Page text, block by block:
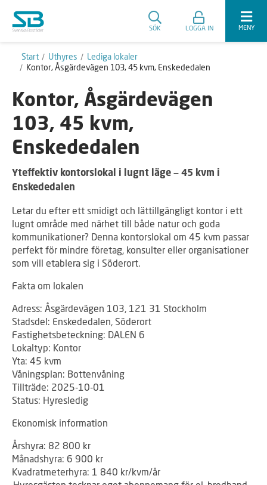
SÖK LOGGA IN MENY
Start Uthyres
Lediga lokaler
Kontor, Åsgärdevägen 103, 45 kvm, Enskededalen
Kontor, Åsgärdevägen
103, 45 kvm,
Enskededalen
Yteffektiv kontorslokal i lugnt läge – 45 kvm i
Enskededalen
Letar du efter ett smidigt och lättillgängligt kontor i ett
lugnt område med närhet till både natur och goda
kommunikationer? Denna kontorslokal om 45 kvm passar
perfekt för mindre företag, konsulter eller organisationer
som vill etablera sig i Söderort.
Fakta om lokalen
Adress: Åsgärdevägen 103, 121 31 Stockholm
Stadsdel: Enskededalen, Söderort
Fastighetsbeteckning: DALEN 6
Lokaltyp: Kontor
Yta: 45 kvm
Våningsplan: Bottenvåning
Tillträde: 2025-10-01
Status: Hyresledig
Ekonomisk information
Årshyra: 82 800 kr
Månadshyra: 6 900 kr
Kvadratmeterhyra: 1 840 kr/kvm/år